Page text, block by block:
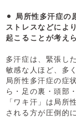
⚫︎
局所性多汗症の
ストレスなどによ
起こることが考え
多汗症は、緊張し
敏感な人ほど、多
局所性多汗症の症
ら・足の裏・頭部
「ワキ汗」は局所
される方が圧倒的